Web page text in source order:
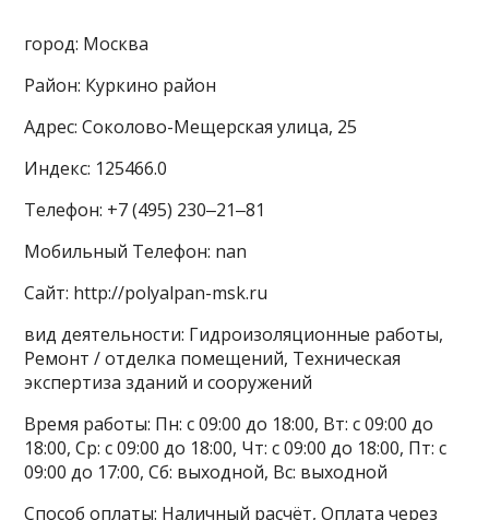
город: Москва
Район: Куркино район
Адрес: Соколово-Мещерская улица, 25
Индекс: 125466.0
Телефон: +7 (495) 230‒21‒81
Мобильный Телефон: nan
Сайт: http://polyalpan-msk.ru
вид деятельности: Гидроизоляционные работы,
Ремонт / отделка помещений, Техническая
экспертиза зданий и сооружений
Время работы: Пн: с 09:00 до 18:00, Вт: с 09:00 до
18:00, Ср: с 09:00 до 18:00, Чт: с 09:00 до 18:00, Пт: с
09:00 до 17:00, Сб: выходной, Вс: выходной
Способ оплаты: Наличный расчёт, Оплата через